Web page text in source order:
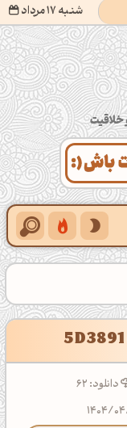
شنبه 17 مرداد
دانلود: 62